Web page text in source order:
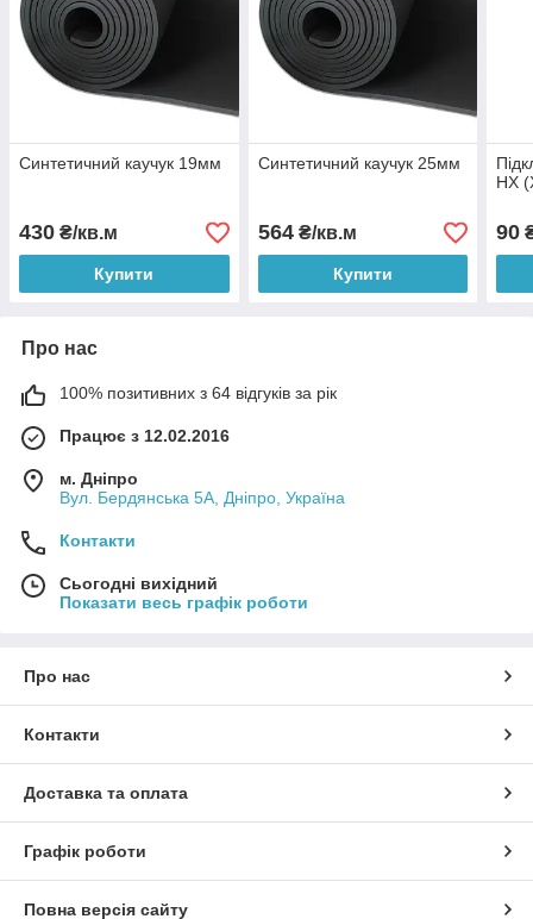
Синтетичний каучук 19мм
430 ₴/кв.м
Купити
Синтетичний каучук 25мм
564₴/кв.м
Купити
НХ
90
Про нас
100% позитивних з 64 відгуків за рік
Працює з 12.02.2016
м. Дніпро
Вул. Бердянська 5А, Дніпро, Україна
Контакти
Сьогодні вихідний
Показати весь графік роботи
Про нас
Контакти
Доставка та оплата
Графік роботи
Повна версія сайту